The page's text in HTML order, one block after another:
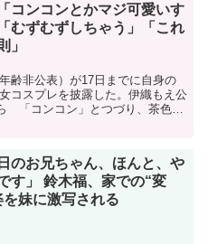
コンコンとかマジ可愛いす
むずむずしちゃう」「これ
」
齢非公表）が17日までに自身の
コスプレを披露した。伊織もえ公
「コンコン」とつづり、茶色の
日のお兄ちゃん、ほんと、や
す」 鈴木福、家での“変
を妹に激写される